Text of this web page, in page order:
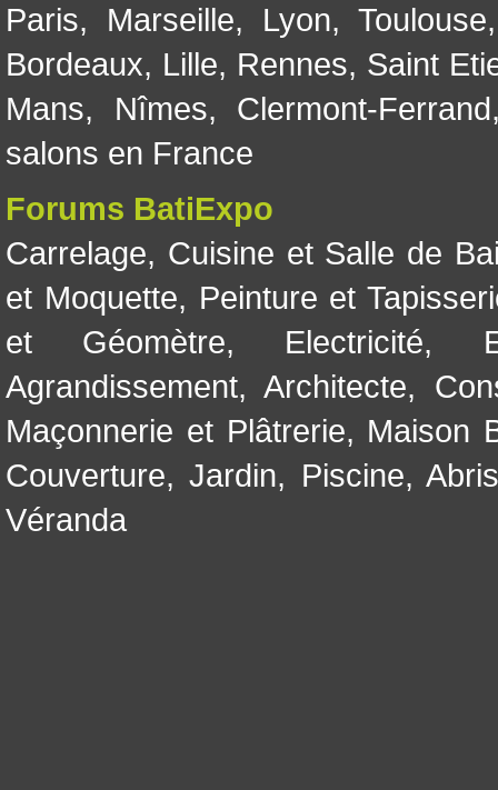
Paris, Marseille, Lyon, Toulouse
Bordeaux, Lille, Rennes, Saint
Mans, Nîmes, Clermont-Ferrand
salons en France
Forums BatiExpo
Carrelage, Cuisine et Salle de
et Moquette, Peinture et
et Géomètre, Electricité,
Agrandissement, Architecte,
Maçonnerie et Plâtrerie, Maison
Couverture,Jardin, Piscine,
Véranda